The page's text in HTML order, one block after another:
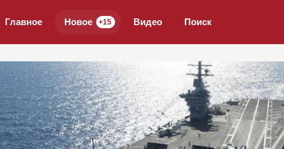
Главное Новое +15 Видео Поиск